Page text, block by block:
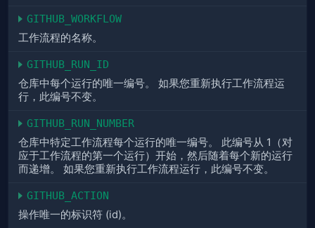
GITHUB_WORKFLOW
工作流程的名称。
GITHUB_RUN_ID
仓库中每个运行的唯一编号。 如果您重新执行工作流程运
行，此编号不变。
GITHUB_RUN_NUMBER
仓库中特定工作流程每个运行的唯一编号。 此编号从 1（对
应于工作流程的第一个运行）开始，然后随着每个新的运行
而递增。 如果您重新执行工作流程运行，此编号不变。
GITHUB_ACTION
操作唯一的标识符 (id)。